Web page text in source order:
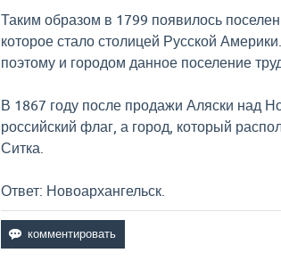
Таким образом в 1799 появилось
которое стало столицей Русской
поэтому и городом данное поселение
В 1867 году после продажи Аляски над
российский флаг, а город, который
Ситка.
Ответ: Новоархангельск.